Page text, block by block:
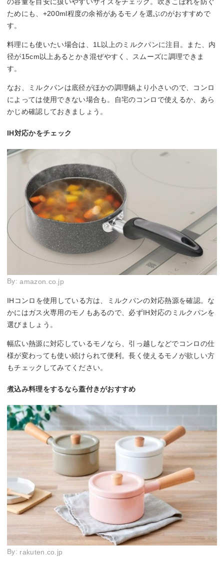
ためにも、+200ml程度の余裕があるモノを選ぶのがおすすめで
す。
料理にも使いたい場合は、1L以上のミルクパンに注目。また、内
径が15cm以上あるとかき混ぜやすく、スムーズに調理できま
す。
なお、ミルクパンは底径がほかの調理鍋より小さいので、コンロ
によっては使用できない場合も。自宅のコンロで使えるか、あら
かじめ確認しておきましょう。
IH対応かをチェック
By:amazon.co.jp
IHコンロを使用している方は、ミルクパンの対応熱源を確認。な
かにはガス火専用のモノもあるので、必ずIH対応のミルクパンを
選びましょう。
幅広い熱源に対応しているモノなら、引っ越しなどでコンロの仕
様が変わっても使い続けられて便利。長く使えるモノが欲しい方
もチェックしてみてください。
煮込み料理をするなら蓋付きがおすすめ
By: rakuten.co.jp